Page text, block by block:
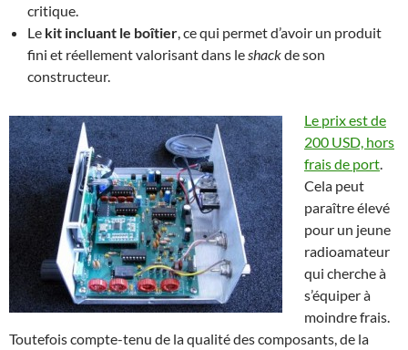
critique.
Le kit incluant le boîtier, ce qui permet d’avoir un produit
fini et réellement valorisant dans leshackde son
constructeur.
Le prix est de
200 USD, hors
frais de port.
Cela peut
paraître élevé
pour un jeune
radioamateur
qui cherche à
s’équiper à
moindre frais.
Toutefois compte-tenu de la qualité des composants, de la